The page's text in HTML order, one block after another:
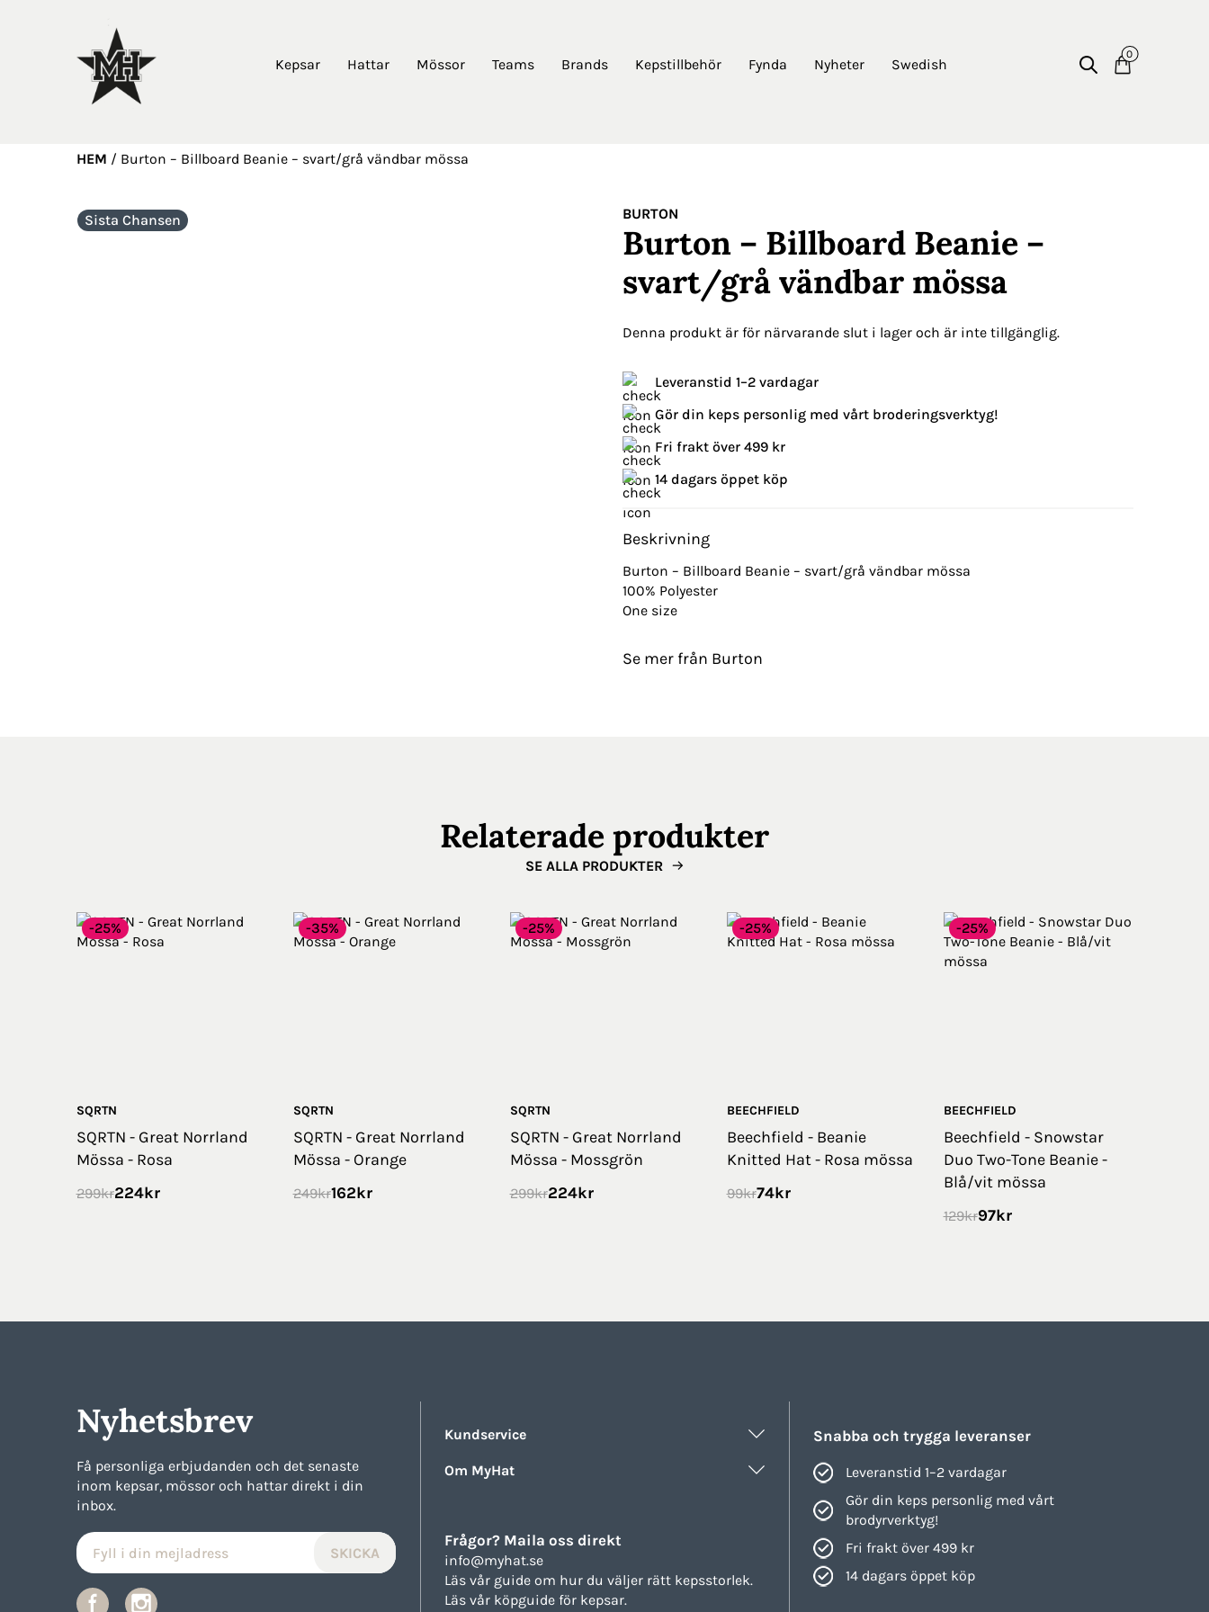
Kepsar Hattar Mössor Teams Brands Kepstillbehör Fynda Nyheter Swedish
0
HEM / Burton – Billboard Beanie – svart/grå vändbar mössa
Sista Chansen BURTON
Burton – Billboard Beanie –
svart/grå vändbar mössa
Denna produkt är för närvarande slut i lager och är inte tillgänglig.
Leveranstid 1–2 vardagar
Gör din keps personlig med vårt broderingsverktyg!
Fri frakt över 499 kr
14 dagars öppet köp
Beskrivning
Burton – Billboard Beanie – svart/grå vändbar mössa
100% Polyester
One size
Se mer från Burton
Relaterade produkter
SE ALLA PRODUKTER
-25%
SQRTN
SQRTN - Great Norrland
Mössa - Rosa
299kr224kr
-35%
SQRTN
SQRTN - Great Norrland
Mössa - Orange
249kr162kr
-25%
SQRTN
SQRTN - Great Norrland
Mössa - Mossgrön
299kr224kr
-25%
BEECHFIELD
Beechfield - Beanie
Knitted Hat - Rosa mössa
99kr74kr
-25%
BEECHFIELD
Beechfield - Snowstar
Duo Two-Tone Beanie -
Blå/vit mössa
129kr97kr
Nyhetsbrev
Få personliga erbjudanden och det senaste
inom kepsar, mössor och hattar direkt i din
inbox.
Kundservice
Om MyHat
Frågor? Maila oss direkt
info@myhat.se
Läs vår guide om hur du väljer rätt kepsstorlek.
Läs vår köpguide för kepsar.
Snabba och trygga leveranser
Leveranstid 1–2 vardagar
Gör din keps personlig med vårt
brodyrverktyg!
Fri frakt över 499 kr
14 dagars öppet köp